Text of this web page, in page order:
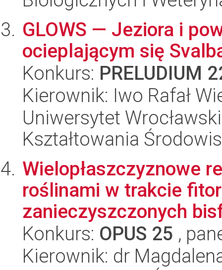
GLOWS — Jeziora i
ocieplającym się
Konkurs: PRELUDIUM
Kierownik: Iwo Rafał
Uniwersytet
Kształtowania
Wielopłaszczyznowe
roślinami w trakcie
zanieczyszczonych
Konkurs: OPUS 25 ,
Kierownik: dr